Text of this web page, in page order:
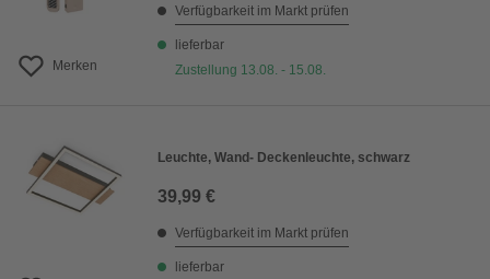
Merken
Verfügbarkeit im Markt prüfen
lieferbar
Zustellung 13.08. - 15.08.
Leuchte, Wand- Deckenleuchte, schwarz
39,99 €
Verfügbarkeit im Markt prüfen
lieferbar